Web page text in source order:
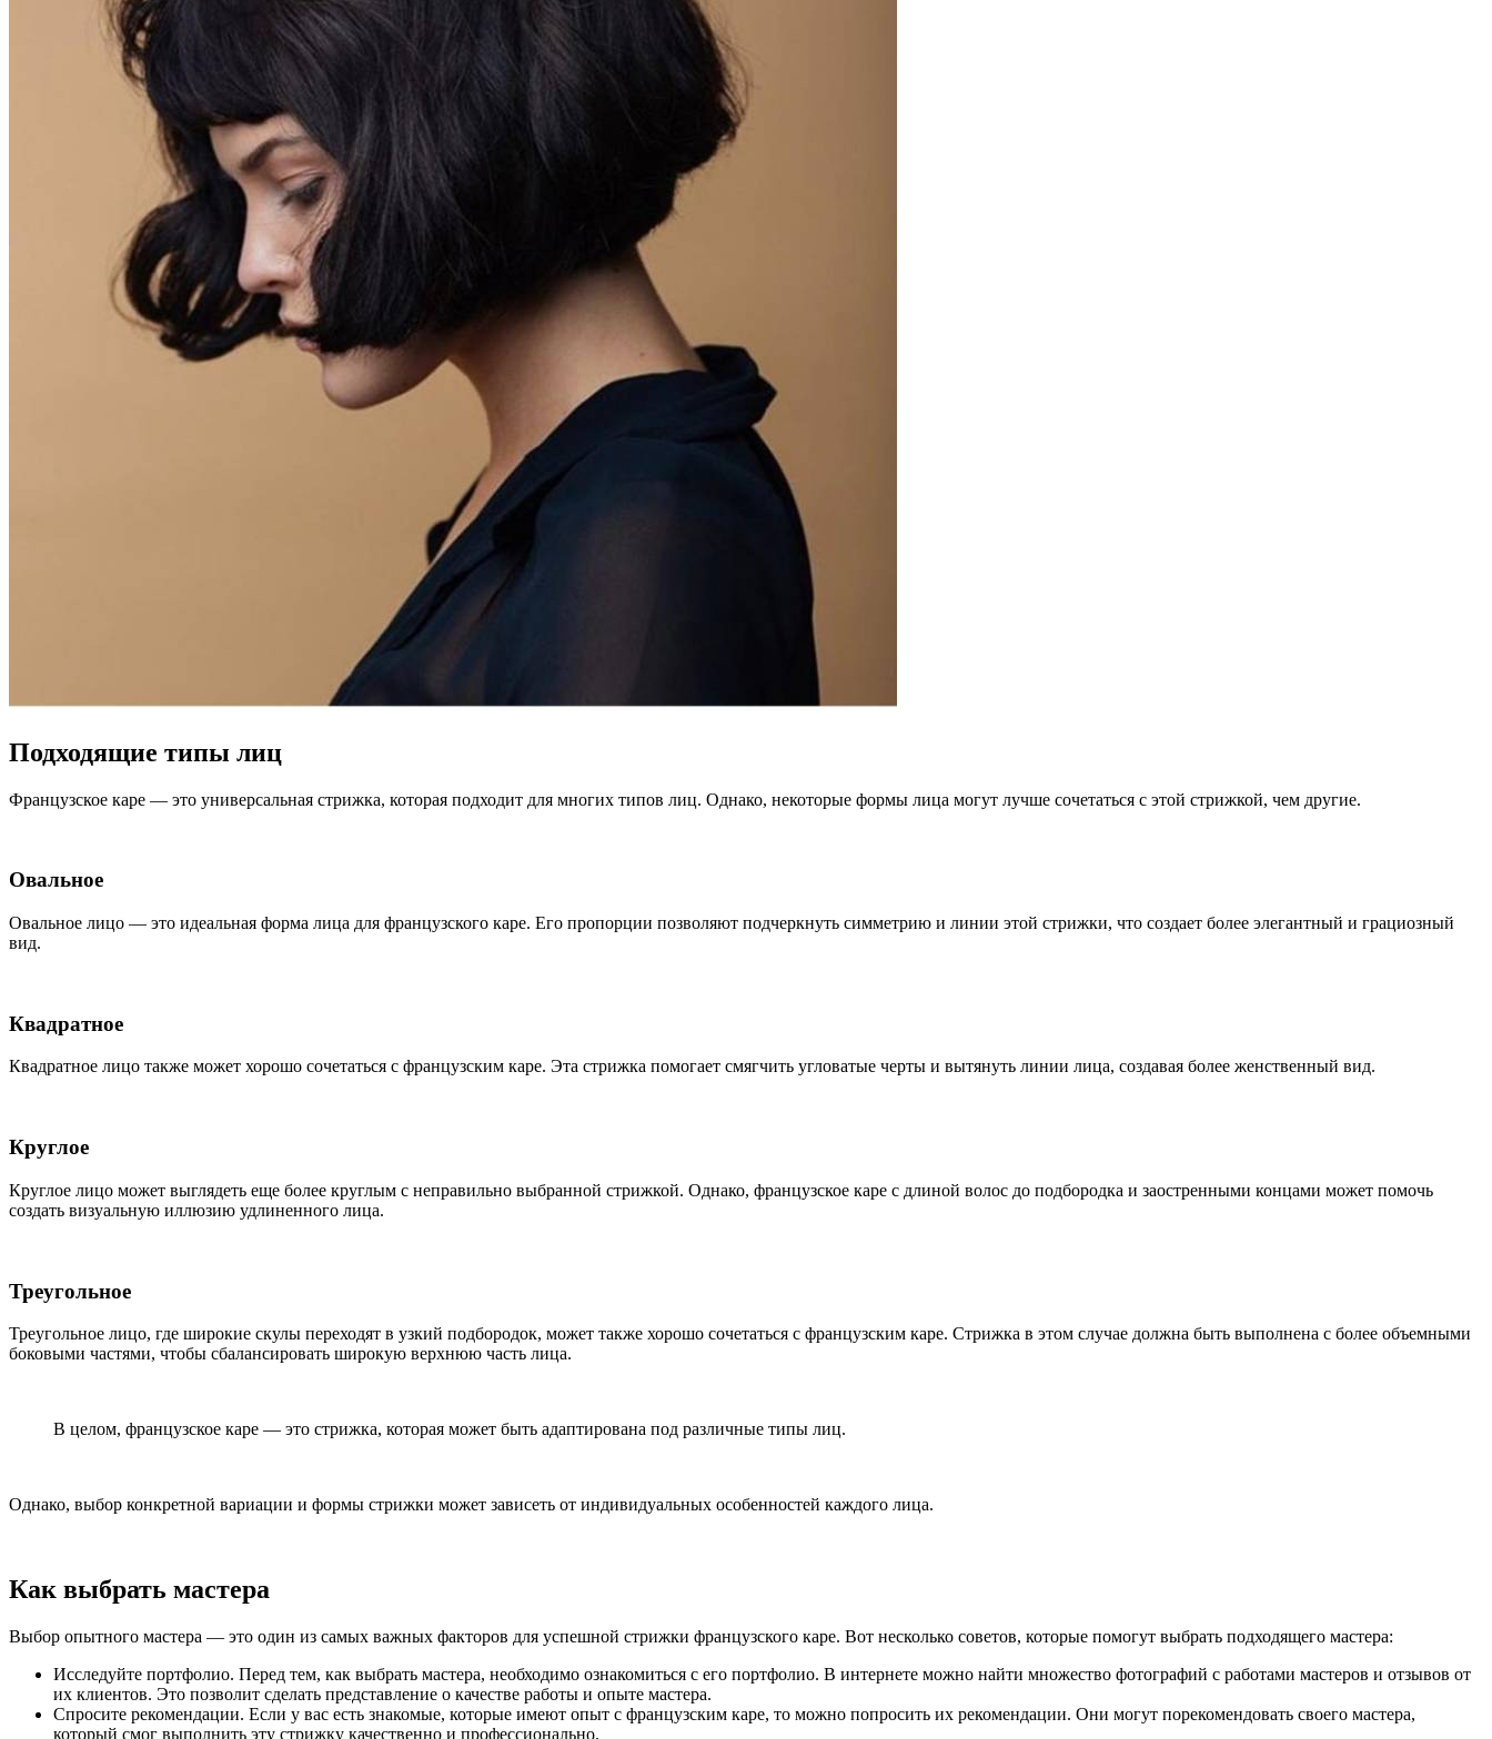
Подходящие типы лиц
Французское каре — это универсальная стрижка, которая подходит для многих типов лиц. Однако, некоторые формы лица могут лучше сочетаться с этой стрижкой, чем другие.
Овальное
Овальное лицо — это идеальная форма лица для французского каре. Его пропорции позволяют подчеркнуть симметрию и линии этой стрижки, что создает более элегантный и грациозный
вид.
Квадратное
Квадратное лицо также может хорошо сочетаться с французским каре. Эта стрижка помогает смягчить угловатые черты и вытянуть линии лица, создавая более женственный вид.
Круглое
Круглое лицо может выглядеть еще более круглым с неправильно выбранной стрижкой. Однако, французское каре с длиной волос до подбородка и заостренными концами может помочь
создать визуальную иллюзию удлиненного лица.
Треугольное
Треугольное лицо, где широкие скулы переходят в узкий подбородок, может также хорошо сочетаться с французским каре. Стрижка в этом случае должна быть выполнена с более объемными
боковыми частями, чтобы сбалансировать широкую верхнюю часть лица.
В целом, французское каре — это стрижка, которая может быть адаптирована под различные типы лиц.
Однако, выбор конкретной вариации и формы стрижки может зависеть от индивидуальных особенностей каждого лица.
Как выбрать мастера
Выбор опытного мастера — это один из самых важных факторов для успешной стрижки французского каре. Вот несколько советов, которые помогут выбрать подходящего мастера:
Исследуйте портфолио. Перед тем, как выбрать мастера, необходимо ознакомиться с его портфолио. В интернете можно найти множество фотографий с работами мастеров и отзывов от
их клиентов. Это позволит сделать представление о качестве работы и опыте мастера.
Спросите рекомендации. Если у вас есть знакомые, которые имеют опыт с французским каре, то можно попросить их рекомендации. Они могут порекомендовать своего мастера,
который смог выполнить эту стрижку качественно и профессионально.